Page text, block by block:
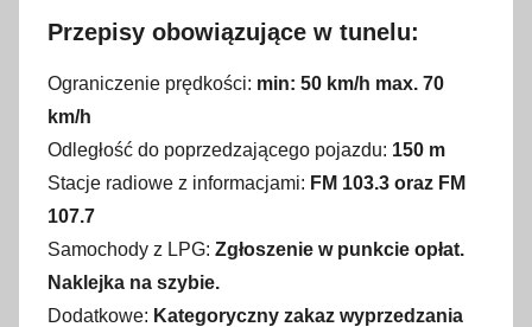
Przepisy obowiązujące w tunelu:
Ograniczenie prędkości: min: 50 km/h max. 70
km/h
Odległość do poprzedzającego pojazdu: 150 m
Stacje radiowe z informacjami: FM 103.3 oraz FM
107.7
Samochody z LPG: Zgłoszenie w punkcie opłat.
Naklejka na szybie.
Dodatkowe: Kategoryczny zakaz wyprzedzania